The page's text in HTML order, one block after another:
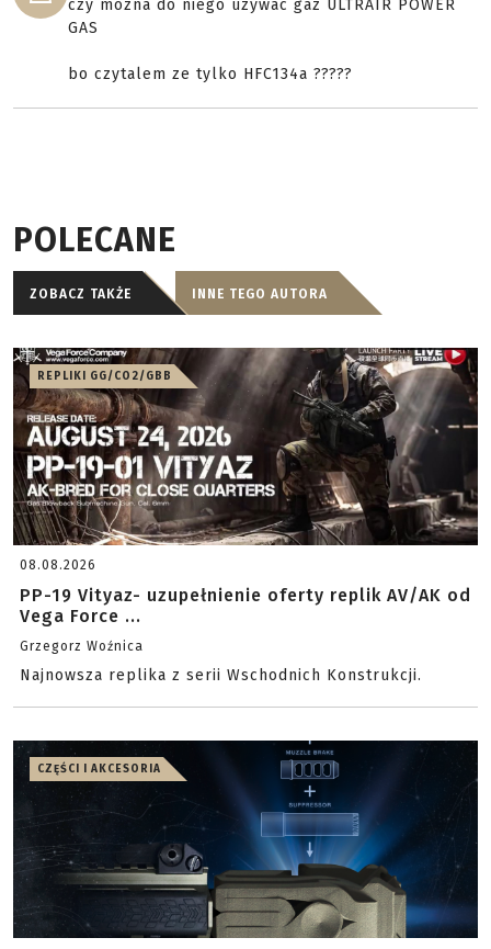
czy mozna do niego uzywac gaz ULTRAIR POWER
GAS
bo czytalem ze tylko HFC134a ?????
POLECANE
ZOBACZ TAKŻE INNE TEGO AUTORA
REPLIKI GG/CO2/GBB
08.08.2026
PP-19 Vityaz- uzupełnienie oferty replik AV/AK od
Vega Force ...
Grzegorz Woźnica
Najnowsza replika z serii Wschodnich Konstrukcji.
CZĘŚCI I AKCESORIA